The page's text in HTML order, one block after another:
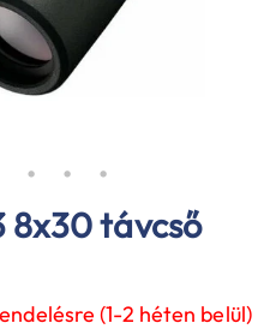
8x30 távcső
(1-2 héten belül)